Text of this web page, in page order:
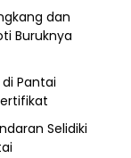
dan
Buruknya
Pantai
Selidiki